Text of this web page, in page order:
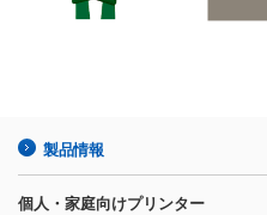
製品情報
個人・家庭向けプリンター